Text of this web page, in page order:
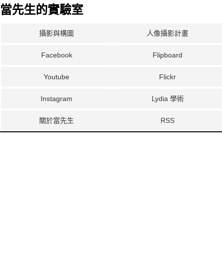
當先生的實驗室
攝影與構圖 人像攝影計畫
Facebook Flipboard
Youtube Flickr
Instagram Lydia 學術
關於當先生 RSS